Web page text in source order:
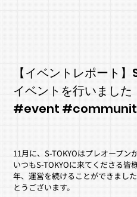
【イベントレポート
イベントを行いました
#event
11月に、S-TOKYOはプレオープン
いつもS-TOKYOに来てくださる皆
年、運営を続けることができまし
とうございます。